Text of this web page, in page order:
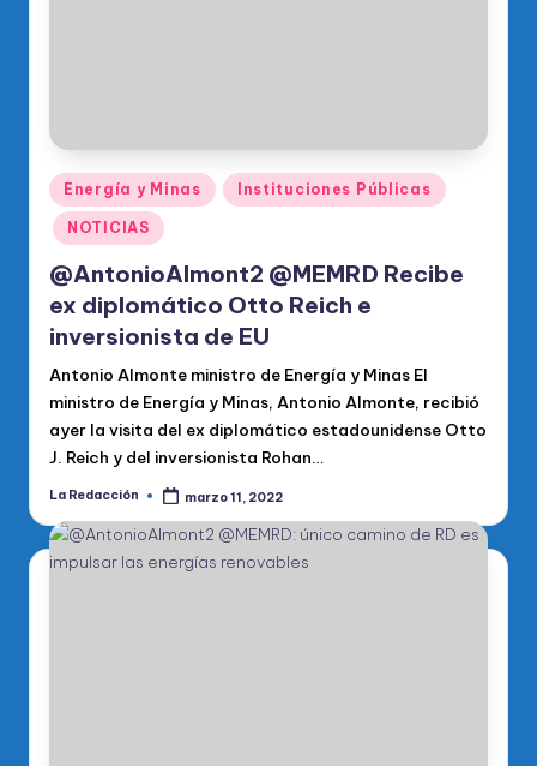
Publicado
en
Energía y Minas Instituciones Públicas
NOTICIAS
@AntonioAlmont2 @MEMRD Recibe
ex diplomático Otto Reich e
inversionista de EU
Antonio Almonte ministro de Energía y Minas El
ministro de Energía y Minas, Antonio Almonte, recibió
ayer la visita del ex diplomático estadounidense Otto
J. Reich y del inversionista Rohan…
Publicado
La Redacción marzo 11, 2022